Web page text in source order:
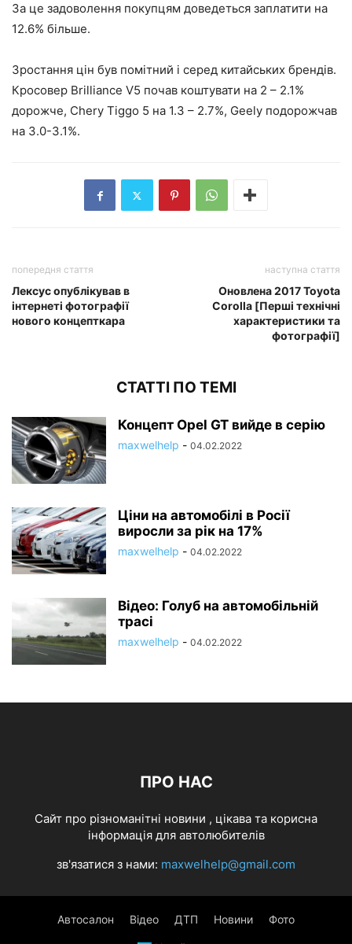
За це задоволення покупцям доведеться заплатити на
12.6% більше.
Зростання цін був помітний і серед китайських брендів.
Кросовер Brilliance V5 почав коштувати на 2 – 2.1%
дорожче, Chery Tiggo 5 на 1.3 – 2.7%, Geely подорожчав
на 3.0-3.1%.
попередня стаття
Лексус опублікував в
інтернеті фотографії
нового концепткара
наступна стаття
Оновлена 2017 Toyota
Corolla [Перші технічні
характеристики та
фотографії]
СТАТТІ ПО ТЕМІ
Концепт Opel GT вийде в серію
maxwelhelp - 04.02.2022
Ціни на автомобілі в Росії
виросли за рік на 17%
maxwelhelp - 04.02.2022
Відео: Голуб на автомобільній
трасі
maxwelhelp - 04.02.2022
ПРО НАС
Cайт про різноманітні новини , цікава та корисна
інформація для автолюбителів
зв'язатися з нами: maxwelhelp@gmail.com
Автосалон Відео ДТП Новини Фото